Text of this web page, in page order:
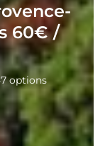
60€ /
options